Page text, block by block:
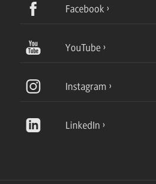
Facebook
YouTube
Instagram
LinkedIn